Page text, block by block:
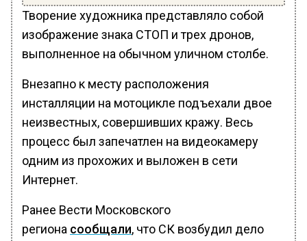
Творение художника представляло собой
изображение знака СТОП и трех дронов,
выполненное на обычном уличном столбе.
Внезапно к месту расположения
инсталляции на мотоцикле подъехали двое
неизвестных, совершивших кражу. Весь
процесс был запечатлен на видеокамеру
одним из прохожих и выложен в сети
Интернет.
Ранее Вести Московского
региона сообщали, что СК возбудил дело